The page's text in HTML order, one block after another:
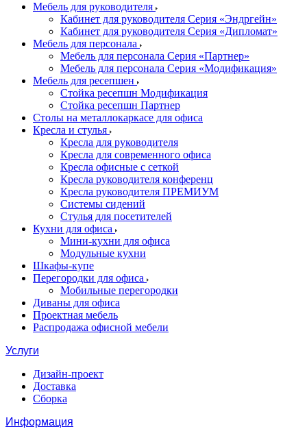
Мебель для руководителя
Кабинет для руководителя Серия «Эндргейн»
Кабинет для руководителя Серия «Дипломат»
Мебель для персонала
Мебель для персонала Серия «Партнер»
Мебель для персонала Серия «Модификация»
Мебель для ресепшен
Стойка ресепшн Модификация
Стойка ресепшн Партнер
Столы на металлокаркасе для офиса
Кресла и стулья
Кресла для руководителя
Кресла для современного офиса
Кресла офисные с сеткой
Кресла руководителя конференц
Кресла руководителя ПРЕМИУМ
Системы сидений
Стулья для посетителей
Кухни для офиса
Мини-кухни для офиса
Модульные кухни
Шкафы-купе
Перегородки для офиса
Мобильные перегородки
Диваны для офиса
Проектная мебель
Распродажа офисной мебели
Услуги
Дизайн-проект
Доставка
Сборка
Информация